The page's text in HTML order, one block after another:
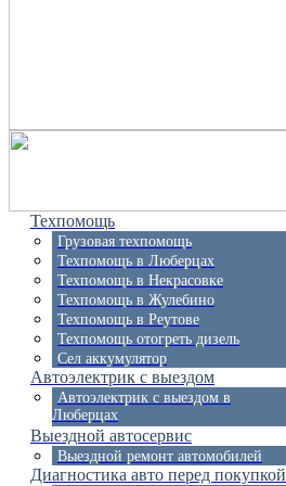
Техпомощь
Грузовая техпомощь
Техпомощь в Люберцах
Техпомощь в Некрасовке
Техпомощь в Жулебино
Техпомощь в Реутове
Техпомощь отогреть дизель
Сел аккумулятор
Автоэлектрик с выездом
Автоэлектрик с выездом в
Люберцах
Выездной автосервис
Выездной ремонт автомобилей
Диагностика авто перед покупкой